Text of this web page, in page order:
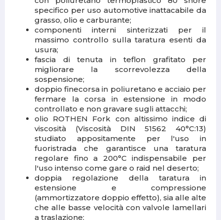
specifico per uso automotive inattacabile da
grasso, olio e carburante;
componenti interni sinterizzati per il
massimo controllo sulla taratura esenti da
usura;
fascia di tenuta in teflon grafitato per
migliorare la scorrevolezza della
sospensione;
doppio finecorsa in poliuretano e acciaio per
fermare la corsa in estensione in modo
controllato e non gravare sugli attacchi;
olio ROTHEN Fork con altissimo indice di
viscosità (Viscosità DIN 51562 40°C:13)
studiato appositamente per l'uso in
fuoristrada che garantisce una taratura
regolare fino a 200°C indispensabile per
l'uso intenso come gare o raid nel deserto;
doppia regolazione della taratura in
estensione e compressione
(ammortizzatore doppio effetto), sia alle alte
che alle basse velocità con valvole lamellari
a traslazione;